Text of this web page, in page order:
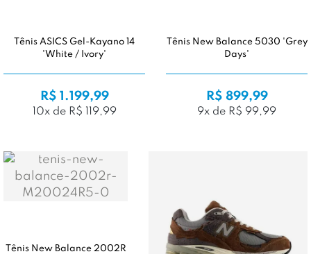
Tênis ASICS Gel-Kayano 14
'White / Ivory'
R$ 1.199,99
10x de R$ 119,99
Tênis New Balance 5030 'Grey
Days'
R$ 899,99
9x de R$ 99,99
Tênis New Balance 2002R